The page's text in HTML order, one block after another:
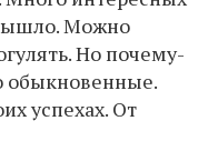
Можно
Но почему-
обыкновенные.
успехах. От